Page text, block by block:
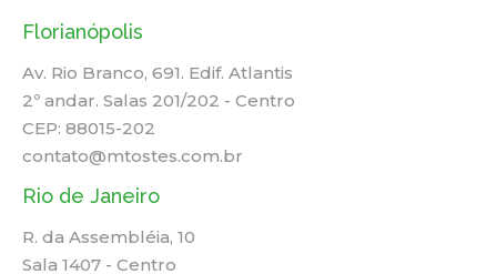
Florianópolis
Av. Rio Branco, 691. Edif. Atlantis
2º andar. Salas 201/202 - Centro
CEP: 88015-202
contato@mtostes.com.br
Rio de Janeiro
R. da Assembléia, 10
Sala 1407 - Centro